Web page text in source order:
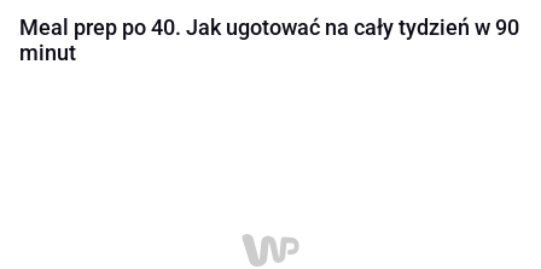
Meal prep po 40. Jak ugotować na cały tydzień w 90
minut